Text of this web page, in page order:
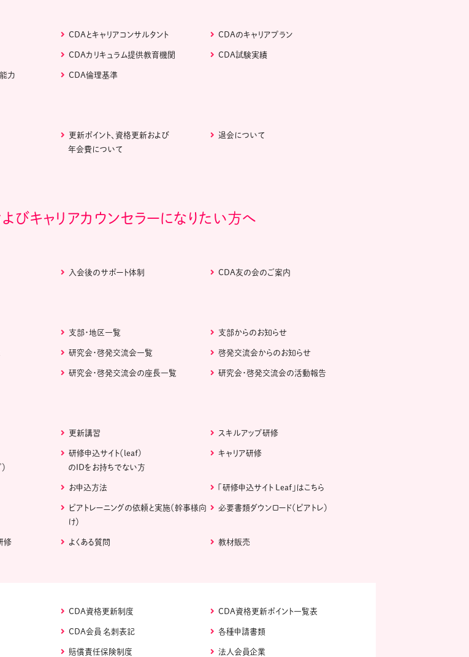
CDAとキャリアコンサルタント CDAのキャリアプラン
CDAカリキュラム提供教育機関 CDA試験実績
力 CDA倫理基準
更新ポイント、資格更新および
年会費について
退会について
びキャリアカウンセラーになりたい方へ
入会後のサポート体制 CDA友の会のご案内
支部・地区一覧 支部からのお知らせ
研究会・啓発交流会一覧 啓発交流会からのお知らせ
研究会・啓発交流会の座長一覧 研究会・啓発交流会の活動報告
更新講習 スキルアップ研修
研修申込サイト（leaf)
のIDをお持ちでない方
キャリア研修
お申込方法 「研修申込サイト Leaf」はこちら
ピアトレーニングの依頼と実施（幹事様向
け）
必要書類ダウンロード（ピアトレ）
修 よくある質問 教材販売
CDA資格更新制度 CDA資格更新ポイント一覧表
CDA会員 名刺表記 各種申請書類
賠償責任保険制度 法人会員企業